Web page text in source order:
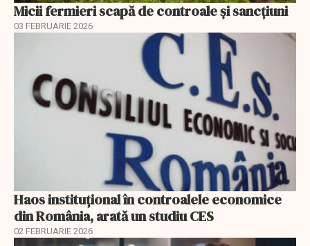
Micii fermieri scapă de controale și sancțiuni
03 FEBRUARIE 2026
Haos instituțional în controalele economice
din România, arată un studiu CES
02 FEBRUARIE 2026